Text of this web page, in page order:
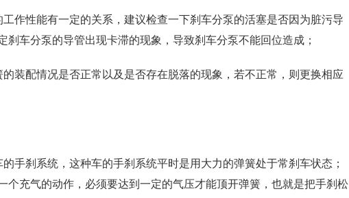
作性能有一定的关系，建议检查一下刹车分泵的活塞是否因为脏污导
车分泵的导管出现卡滞的现象，导致刹车分泵不能回位造成；
装配情况是否正常以及是否存在脱落的现象，若不正常，则更换相应
手刹系统，这种车的手刹系统平时是用大力的弹簧处于常刹车状态；
个充气的动作，必须要达到一定的气压才能顶开弹簧，也就是把手刹松